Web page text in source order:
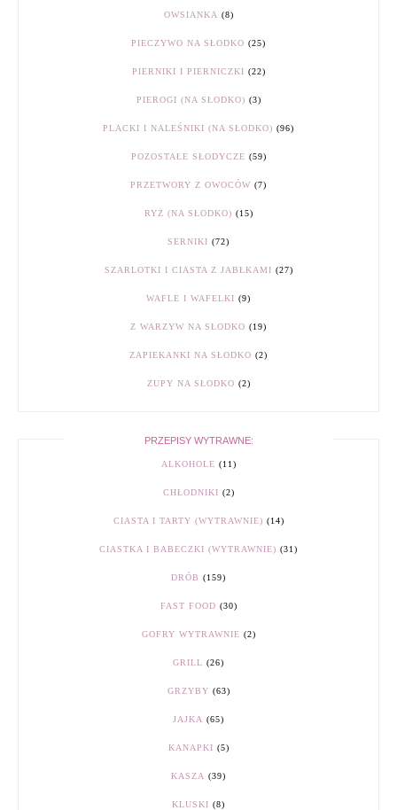
OWSIANKA (8)
PIECZYWO NA SŁODKO (25)
PIERNIKI I PIERNICZKI (22)
PIEROGI (NA SŁODKO) (3)
PLACKI I NALEŚNIKI (NA SŁODKO) (96)
POZOSTAŁE SŁODYCZE (59)
PRZETWORY Z OWOCÓW (7)
RYŻ (NA SŁODKO) (15)
SERNIKI (72)
SZARLOTKI I CIASTA Z JABŁKAMI (27)
WAFLE I WAFELKI (9)
Z WARZYW NA SŁODKO (19)
ZAPIEKANKI NA SŁODKO (2)
ZUPY NA SŁODKO (2)
PRZEPISY WYTRAWNE:
ALKOHOLE (11)
CHŁODNIKI (2)
CIASTA I TARTY (WYTRAWNIE) (14)
CIASTKA I BABECZKI (WYTRAWNIE) (31)
DRÓB (159)
FAST FOOD (30)
GOFRY WYTRAWNIE (2)
GRILL (26)
GRZYBY (63)
JAJKA (65)
KANAPKI (5)
KASZA (39)
KLUSKI (8)